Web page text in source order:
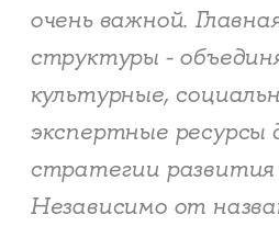
очень важной.
структуры -
культурные,
экспертные ресурсы
стратегии
Независимо от